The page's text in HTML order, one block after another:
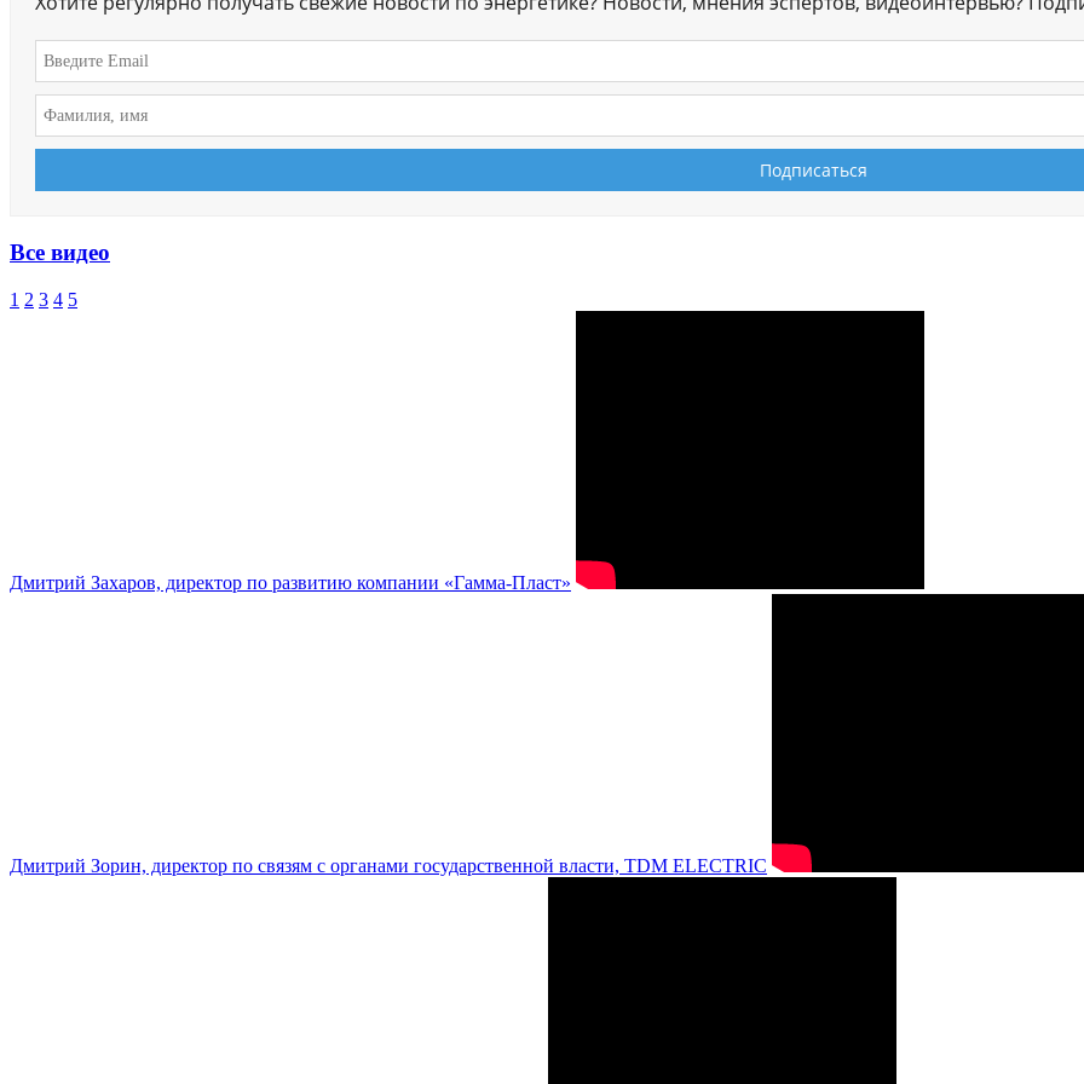
Все видео
1 2 3 4 5
Дмитрий Захаров, директор по развитию компании «Гамма-Пласт»
Дмитрий Зорин, директор по связям с органами государственной власти, TDM ELECTRIC